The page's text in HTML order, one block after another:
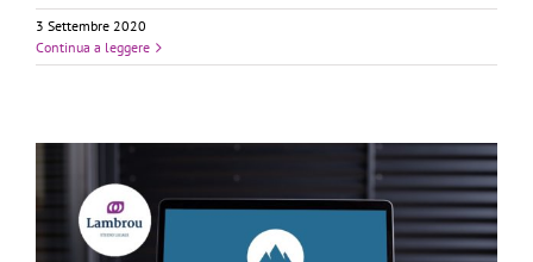
3 Settembre 2020
Continua a leggere